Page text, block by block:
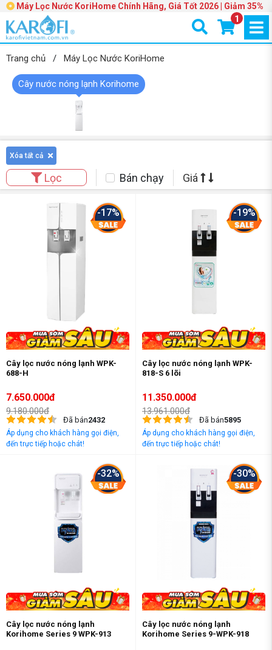
Máy Lọc Nước KoriHome Chính Hãng, Giá Tốt 2026 | Giảm 35%
1
Trang chủ / Máy Lọc Nước KoriHome
Cây nước nóng lạnh Korihome
Xóa tất cả
Lọc Bán chạy Giá
-17%
Cây lọc nước nóng lạnh WPK-
688-H
7.650.000đ
9.180.000đ
Đã bán2432
Áp dụng cho khách hàng gọi điện,
đến trực tiếp hoặc chát!
-19%
Cây lọc nước nóng lạnh WPK-
818-S 6 lõi
11.350.000đ
13.961.000đ
Đã bán5895
Áp dụng cho khách hàng gọi điện,
đến trực tiếp hoặc chát!
-32%
Cây lọc nước nóng lạnh
Korihome Series 9 WPK-913
-30%
Cây lọc nước nóng lạnh
Korihome Series 9-WPK-918